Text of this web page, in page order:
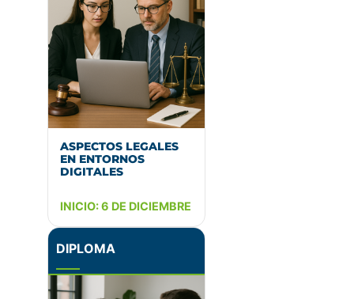
ASPECTOS LEGALES
EN ENTORNOS
DIGITALES
INICIO: 6 DE DICIEMBRE
DIPLOMA